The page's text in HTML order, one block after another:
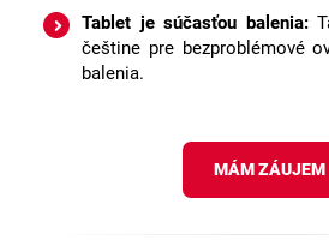
Tablet je súčasťou balenia:
češtine pre bezproblémové
balenia.
MÁM ZÁUJEM